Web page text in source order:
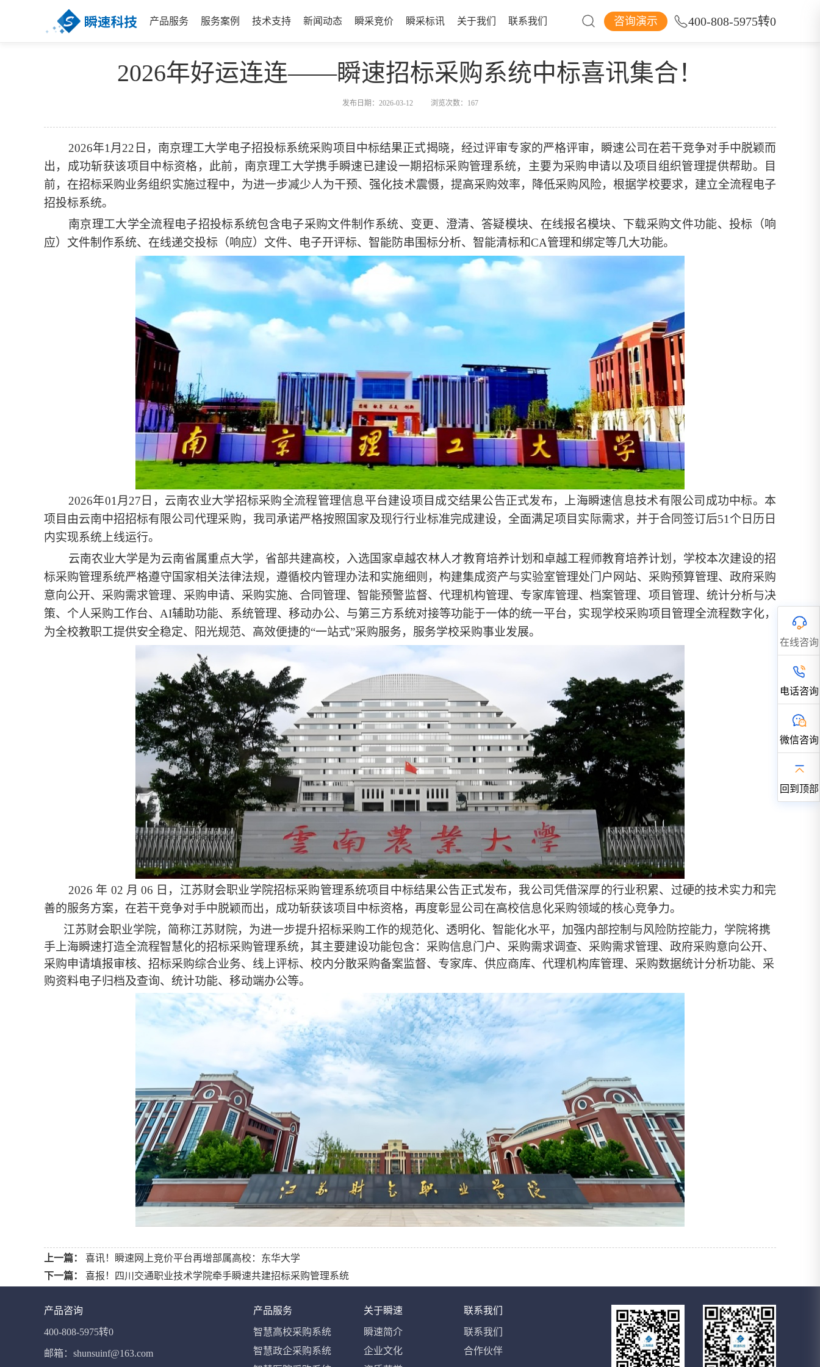
产品服务 服务案例 技术支持 新闻动态 瞬采竞价 瞬采标讯 关于我们 联系我们 咨询演示 400-808-5975转0
2026年好运连连——瞬速招标采购系统中标喜讯集合！
发布日期：2026-03-12 浏览次数： 167
2026年1月22日，南京理工大学电子招投标系统采购项目中标结果正式揭晓，经过评审专家的严格评审，瞬速公司在若干竞争对手中脱颖而
出，成功斩获该项目中标资格，此前，南京理工大学携手瞬速已建设一期招标采购管理系统，主要为采购申请以及项目组织管理提供帮助。
目
前，在招标采购业务组织实施过程中，为进一步减少人为干预、强化技术震慑，提高采购效率，降低采购风险，根据学校要求，建立全流程电子
招投标系统。
南京理工大学全流程电子招投标系统包含电子采购文件制作系统、变更、澄清、答疑模块、在线报名模块、下载采购文件功能、投标（响
应）文件制作系统、在线递交投标（响应）文件、电子开评标、智能防串围标分析、智能清标和CA管理和绑定等几大功能。
2026年01月27日，云南农业大学招标采购全流程管理信息平台建设项目成交结果公告正式发布，上海瞬速信息技术有限公司成功中标。本
项目由云南中招招标有限公司代理采购，我司承诺严格按照国家及现行行业标准完成建设，全面满足项目实际需求，并于合同签订后51个日历日
内实现系统上线运行。
云南农业大学是为云南省属重点大学，省部共建高校，入选国家卓越农林人才教育培养计划和卓越工程师教育培养计划， 学校本次建设的招
标采购管理系统严格遵守 国家相关法律法规，遵循校内管理办法和实施细则，构建集成资产与实验室管理处门户网站、采购预算管理、政府采购
意向公开、采购需求管理、采购申请、采购实施、合同管理、智能预警监督、代理机构管理、专家库管理、档案管理、项目管理、统计分析与决
策、个人采购工作台、 AI辅助功能、系统管理、移动办公、与第三方系统对接等功能于一体的统一平台，实现学校采购项目管理全流程数字化，
为全校教职工提供安全稳定、阳光规范、高效便捷的“一站式”采购服务，服务学校采购事业发展。
2026 年 02 月 06 日，江苏财会职业学院招标采购管理系统项目中标结果公告正式发布，我公司凭借深厚的行业积累、过硬的技术实力和完
善的服务方案，在若干竞争对手中脱颖而出，成功斩获该项目中标资格，再度彰显公司在高校信息化采购领域的核心竞争力。
江苏财会职业学院，简称江苏财院，为进一步提升招标采购工作的规范化、透明化、智能化水平，加强内部控制与风险防控能力，学院将携
手上海瞬速打造全流程智慧化的招标采购管理系统，其主要建设功能包含：采购信息门户、采购需求调查、采购需求管理、政府采购意向公开、
采购申请填报审核、招标采购综合业务、线上评标、校内分散采购备案监督、专家库、供应商库、代理机构库管理、采购数据统计分析功能、采
购资料电子归档及查询、统计功能、移动端办公等。
上一篇：
喜讯！瞬速网上竞价平台再增部属高校：东华大学
下一篇：
喜报！四川交通职业技术学院牵手瞬速共建招标采购管理系统
在线咨询
电话咨询
微信咨询
回到顶部
产品咨询
400-808-5975转0
邮箱：shunsuinf@163.com
产品服务
智慧高校采购系统
智慧政企采购系统
关于瞬速
瞬速简介
企业文化
联系我们
联系我们
合作伙伴